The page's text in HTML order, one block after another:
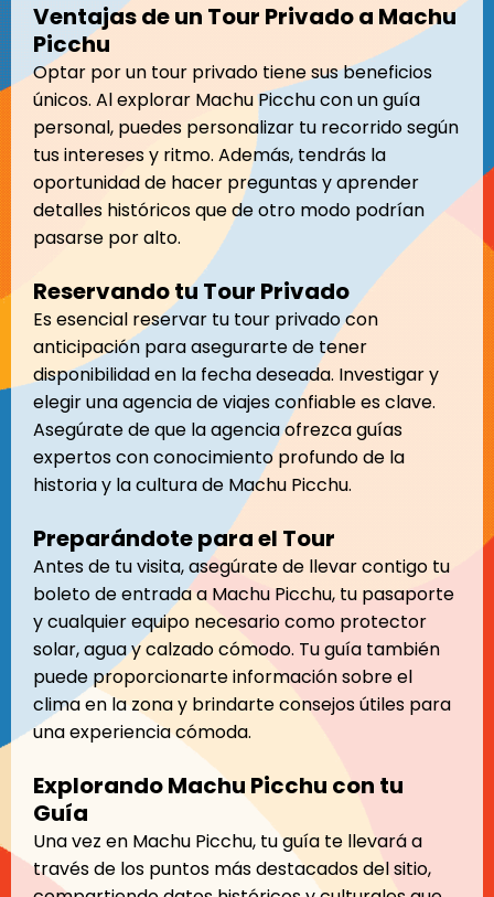
Ventajas de un Tour Privado a Machu
Picchu
Optar por un tour privado tiene sus beneficios
únicos. Al explorar Machu Picchu con un guía
personal, puedes personalizar tu recorrido según
tus intereses y ritmo. Además, tendrás la
oportunidad de hacer preguntas y aprender
detalles históricos que de otro modo podrían
pasarse por alto.
Reservando tu Tour Privado
Es esencial reservar tu tour privado con
anticipación para asegurarte de tener
disponibilidad en la fecha deseada. Investigar y
elegir una agencia de viajes confiable es clave.
Asegúrate de que la agencia ofrezca guías
expertos con conocimiento profundo de la
historia y la cultura de Machu Picchu.
Preparándote para el Tour
Antes de tu visita, asegúrate de llevar contigo tu
boleto de entrada a Machu Picchu, tu pasaporte
y cualquier equipo necesario como protector
solar, agua y calzado cómodo. Tu guía también
puede proporcionarte información sobre el
clima en la zona y brindarte consejos útiles para
una experiencia cómoda.
Explorando Machu Picchu con tu
Guía
Una vez en Machu Picchu, tu guía te llevará a
través de los puntos más destacados del sitio,